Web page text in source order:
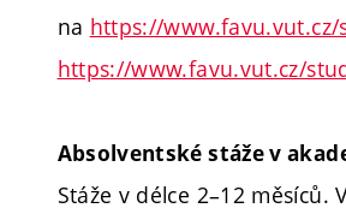
na https://
https://www.favu.vut.cz/
Absolventské stáže v
Stáže v délce 2–12 měsíců.